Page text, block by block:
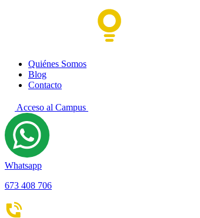
Quiénes Somos
Blog
Contacto
Acceso al Campus
Whatsapp
673 408 706